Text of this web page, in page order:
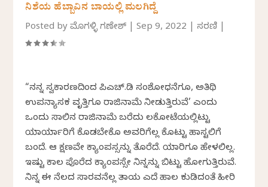
ನಿಶೆಯ ಹೆಬ್ಬಾವಿನ ಬಾಯಲ್ಲಿ ಮಲಗಿದ್ದೆ
Posted byಮೊಗಳ್ಳಿ ಗಣೇಶ್ |Sep 9, 2022 |ಸರಣಿ
“ನನ್ನ ಸ್ವಕಾರಣದಿಂದ ಪಿಎಚ್.ಡಿ ಸಂಶೋಧನೆಗೂ, ಅತಿಥಿ
ಉಪನ್ಯಾಸಕ ವೃತ್ತಿಗೂ ರಾಜಿನಾಮೆ ನೀಡುತ್ತಿರುವೆ’ ಎಂದು
ಒಂದು ಸಾಲಿನ ರಾಜಿನಾಮೆ ಬರೆದು ಲಕೋಟೆಯಲ್ಲಿಟ್ಟು
ಯಾರ್ಯಾರಿಗೆ ಕೊಡಬೇಕೊ ಅವರಿಗೆಲ್ಲ ಕೊಟ್ಟು ಹಾಸ್ಟಲಿಗೆ
ಬಂದೆ. ಆ ಕ್ಷಣವೇ ಕ್ಯಾಂಪಸ್ಸನ್ನು ತೊರೆದೆ. ಯಾರಿಗೂ ಹೇಳಲಿಲ್ಲ.
ಇಷ್ಟು ಕಾಲ ಪೊರೆದ ಕ್ಯಾಂಪಸ್ಸೇ ನಿನ್ನನ್ನು ಬಿಟ್ಟು ಹೋಗುತ್ತಿರುವೆ.
ನಿನ್ನ ಈ ನೆಲದ ಸಾರವನೆಲ್ಲ ತಾಯ ಎದೆ ಹಾಲ ಕುಡಿದಂತೆ ಹೀರಿ